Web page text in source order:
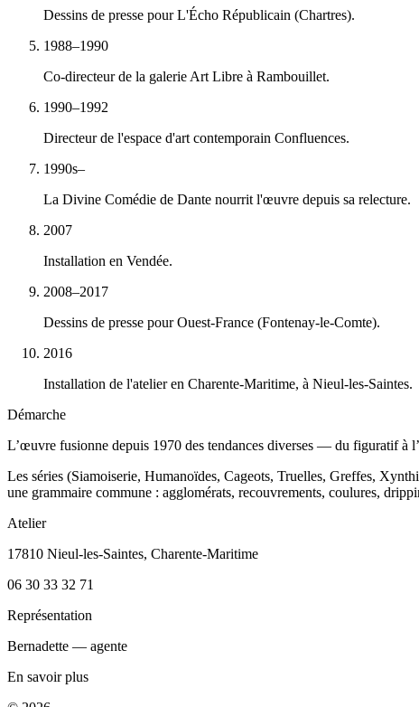
Dessins de presse pour L'Écho Républicain (Chartres).
1988–1990
Co-directeur de la galerie Art Libre à Rambouillet.
1990–1992
Directeur de l'espace d'art contemporain Confluences.
1990s–
La Divine Comédie de Dante nourrit l'œuvre depuis sa relecture.
2007
Installation en Vendée.
2008–2017
Dessins de presse pour Ouest-France (Fontenay-le-Comte).
2016
Installation de l'atelier en Charente-Maritime, à Nieul-les-Saintes.
Démarche
L’œuvre fusionne depuis 1970 des tendances diverses — du figuratif à
Les séries (Siamoiserie, Humanoïdes, Cageots, Truelles, Greffes,
une grammaire commune : agglomérats, recouvrements, coulures,
Atelier
17810 Nieul-les-Saintes, Charente-Maritime
06 30 33 32 71
Représentation
Bernadette — agente
En savoir plus